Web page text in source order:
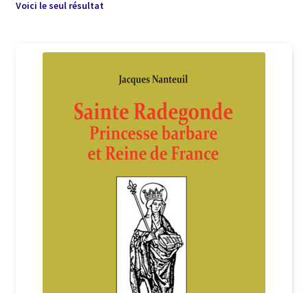
Connection
Listes d’Envies
Livres de Peter Randa
Livres de Philippe Randa
Login Customizer
Politique de confidentialité et cookies
Soutien à Philippe Randa
Voici le seul résultat